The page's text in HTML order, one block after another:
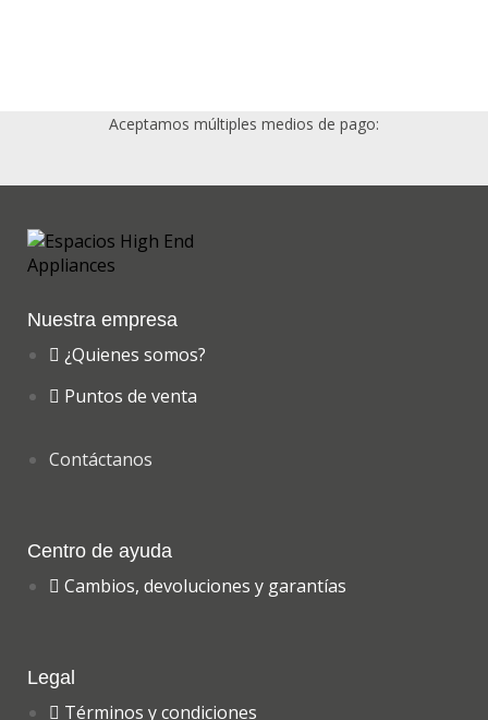
Aceptamos múltiples medios de pago:
Nuestra empresa
¿Quienes somos?
Puntos de venta
Contáctanos
Centro de ayuda
Cambios, devoluciones y garantías
Legal
Términos y condiciones